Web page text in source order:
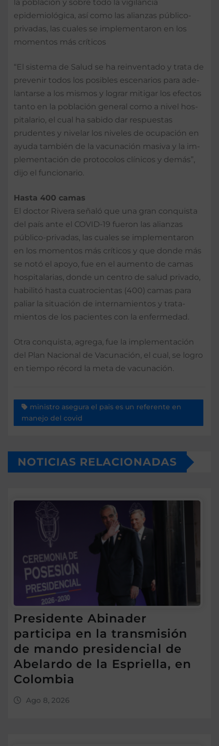
la población y sobre todo la vigilancia
epidemioló­gica, así como las alian­zas público-
privadas, las cuales se implementaron en los
momentos más crí­ticos
“El sistema de Salud se ha reinventado y trata de
prevenir todos los posi­bles escenarios para ade­
lantarse a los mismos y lograr mitigar los efectos
tanto en la población ge­neral como a nivel hos­
pitalario, el cual ha sabido dar respuestas
prudentes y nivelar los niveles de ocupa­ción en
ayuda también de la vacunación masiva y la im­
plementación de protoco­los clínicos y demás”,
dijo el funcionario.
Hasta 400 camas
El doctor Rivera señaló que una gran conquista
del país ante el COVID-19 fueron las alianzas
público-privadas, las cuales se implementa­ron
en los momentos más críticos y que donde más
se notó el apoyo, fue en el au­mento de camas
hospita­larias, donde un centro de salud privado,
habilitó has­ta cuatrocientas (400) ca­mas para
paliar la situación de internamientos y trata­
mientos de los pacientes con la enfermedad.
Otra conquista, agrega, fue la implementación
del Plan Nacional de Vacunación, el cual, se logro
en tiempo ré­cord la meta de vacunación.
ministro asegura el pais es un referente en
manejo del covid
NOTICIAS RELACIONADAS
Presidente Abinader
participa en la transmisión
de mando presidencial de
Abelardo de la Espriella, en
Colombia
Ago 8, 2026